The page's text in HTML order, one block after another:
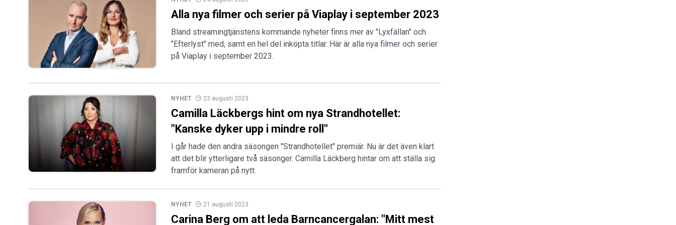
Alla nya filmer och serier på Viaplay i september 2023
Bland streamingtjänstens kommande nyheter finns mer av "Lyxfällan" och
"Efterlyst" med, samt en hel del inköpta titlar. Här är alla nya filmer och serier
på Viaplay i september 2023.
NYHET 23 augusti 2023
Camilla Läckbergs hint om nya Strandhotellet:
"Kanske dyker upp i mindre roll"
I går hade den andra säsongen "Strandhotellet" premiär. Nu är det även klart
att det blir ytterligare två säsonger. Camilla Läckberg hintar om att ställa sig
framför kameran på nytt.
NYHET 21 augusti 2023
Carina Berg om att leda Barncancergalan: "Mitt mest